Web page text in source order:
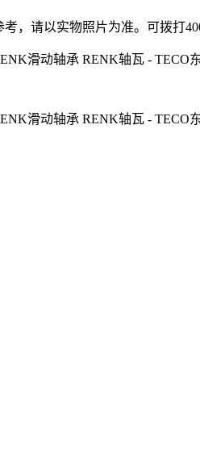
考，请以实物照片为准。可拨打